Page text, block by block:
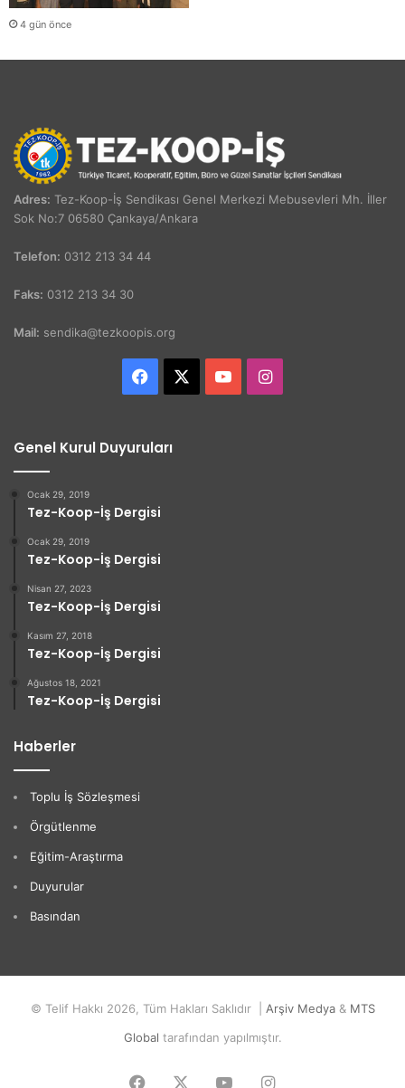
4 gün önce
Adres: Tez-Koop-İş Sendikası Genel Merkezi Mebusevleri Mh. İller
Sok No:7 06580 Çankaya/Ankara
Telefon: 0312 213 34 44
Faks: 0312 213 34 30
Mail: sendika@tezkoopis.org
Facebook YouTubeInstagram
Genel Kurul Duyuruları
Ocak 29, 2019
Tez-Koop-İş Dergisi
Ocak 29, 2019
Tez-Koop-İş Dergisi
Nisan 27, 2023
Tez-Koop-İş Dergisi
Kasım 27, 2018
Tez-Koop-İş Dergisi
Ağustos 18, 2021
Tez-Koop-İş Dergisi
Haberler
Toplu İş Sözleşmesi
Örgütlenme
Eğitim-Araştırma
Duyurular
Basından
© Telif Hakkı 2026, Tüm Hakları Saklıdır | Arşiv Medya& MTS
Global tarafından yapılmıştır.
Facebook YouTubeInstagram